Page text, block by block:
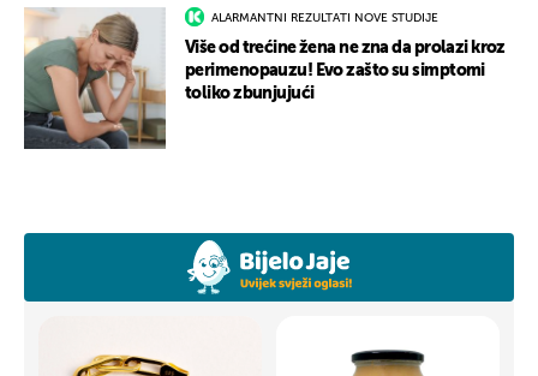
ALARMANTNI REZULTATI NOVE STUDIJE
Više od trećine žena ne zna da prolazi kroz
perimenopauzu! Evo zašto su simptomi
toliko zbunjujući